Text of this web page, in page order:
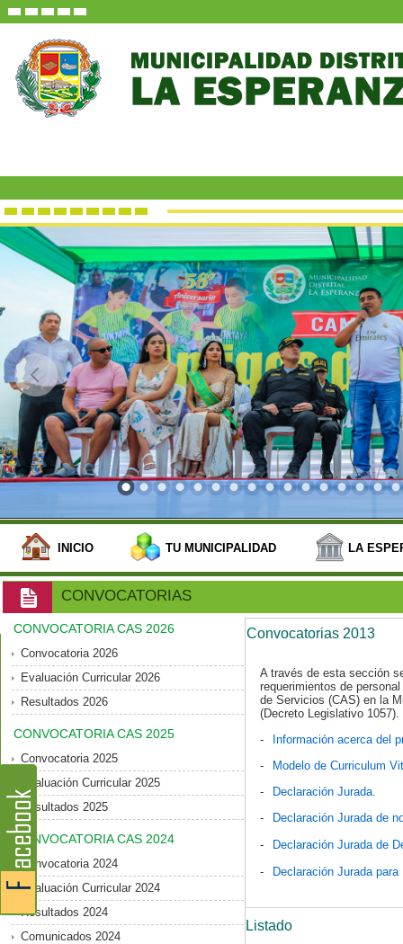
INICIO TU MUNICIPALIDAD LA
CONVOCATORIAS
CONVOCATORIA CAS 2026
Convocatoria 2026
Evaluación Curricular 2026
Resultados 2026
CONVOCATORIA CAS 2025
Convocatoria 2025
Evaluación Curricular 2025
Resultados 2025
CONVOCATORIA CAS 2024
Convocatoria 2024
Evaluación Curricular 2024
Resultados 2024
Comunicados 2024
Convocatorias 2013
A través de esta sección
requerimientos de
de Servicios (CAS) en la
(Decreto Legislativo 1057).
-
Información acerca del
-
Modelo de Curriculum
-
Declaración Jurada.
-
Declaración Jurada de
-
Declaración Jurada de
-
Declaración Jurada
Listado